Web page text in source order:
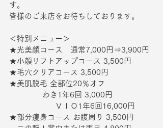
す。
皆様のご来店をお待ちしております。
＜特別メニュー＞
★光美顔コース　通常7,000円⇒3,900円
★小顔リフトアップコース 3,500円
★毛穴クリアコース 3,500円
★美肌脱毛 全部位20％オフ
          　わき1年6回 3,000円
ＶＩＯ1年6回16,000円
★部分痩身コース お腹周り 3,500円